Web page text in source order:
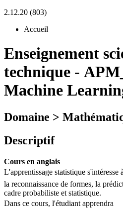
2.12.20 (803)
Accueil
Enseignement
technique -
Machine
Domaine >
Descriptif
Cours en anglais
L'apprentissage statistique
la reconnaissance de formes, la
cadre probabiliste et statistique.
Dans ce cours, l'étudiant apprendra